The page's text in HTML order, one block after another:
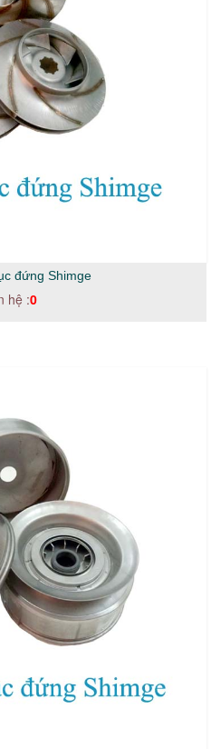
đứng Shimge
hệ :0